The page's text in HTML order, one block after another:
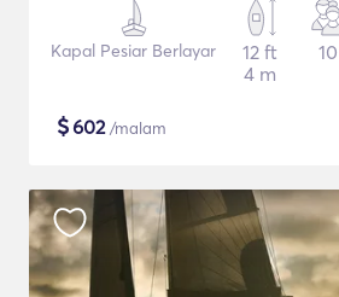
Kapal Pesiar Berlayar
12 ft
4 m
10
$602/malam